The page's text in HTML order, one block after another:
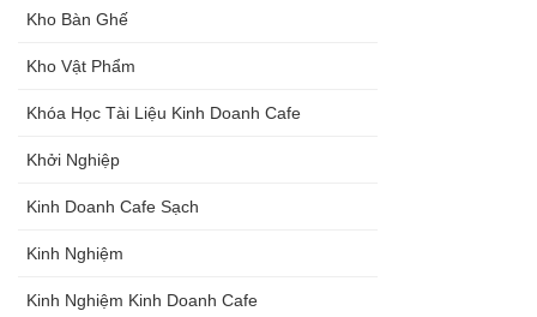
Kho Bàn Ghế
Kho Vật Phẩm
Khóa Học Tài Liệu Kinh Doanh Cafe
Khởi Nghiệp
Kinh Doanh Cafe Sạch
Kinh Nghiệm
Kinh Nghiệm Kinh Doanh Cafe